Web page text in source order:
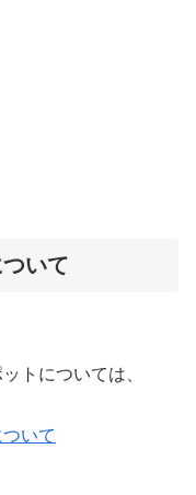
いて
トについては、
いて